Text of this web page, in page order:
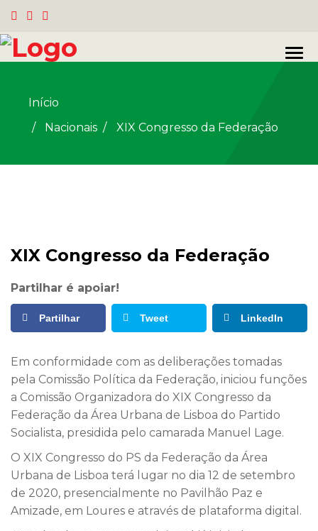
Início
Nacionais / XIX Congresso da Federação
XIX Congresso da Federação
Partilhar é apoiar!
Partilhar Tweet LinkedIn
Em conformidade com as deliberações tomadas
pela Comissão Política da Federação, iniciou funções
a Comissão Organizadora do XIX Congresso da
Federação da Área Urbana de Lisboa do Partido
Socialista, presidida pelo camarada Manuel Lage.
O XIX Congresso do PS da Federação da Área
Urbana de Lisboa terá lugar no dia 12 de setembro
de 2020, presencialmente no Pavilhão Paz e
Amizade, em Loures e através de plataforma digital.